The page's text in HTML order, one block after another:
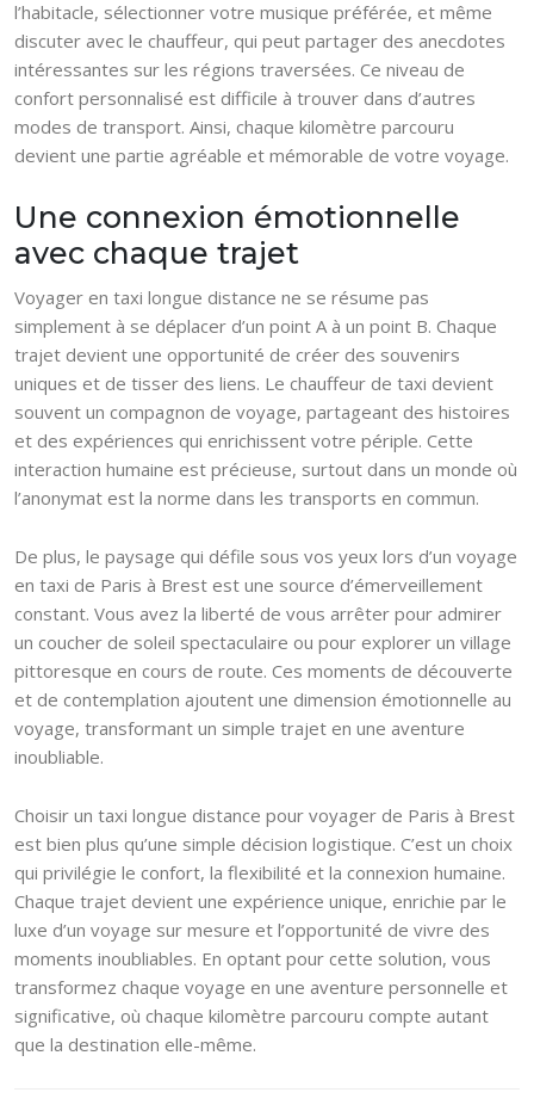
l’habitacle, sélectionner votre musique préférée, et même
discuter avec le chauffeur, qui peut partager des anecdotes
intéressantes sur les régions traversées. Ce niveau de
confort personnalisé est difficile à trouver dans d’autres
modes de transport. Ainsi, chaque kilomètre parcouru
devient une partie agréable et mémorable de votre voyage.
Une connexion émotionnelle
avec chaque trajet
Voyager en taxi longue distance ne se résume pas
simplement à se déplacer d’un point A à un point B. Chaque
trajet devient une opportunité de créer des souvenirs
uniques et de tisser des liens. Le chauffeur de taxi devient
souvent un compagnon de voyage, partageant des histoires
et des expériences qui enrichissent votre périple. Cette
interaction humaine est précieuse, surtout dans un monde où
l’anonymat est la norme dans les transports en commun.
De plus, le paysage qui défile sous vos yeux lors d’un voyage
en taxi de Paris à Brest est une source d’émerveillement
constant. Vous avez la liberté de vous arrêter pour admirer
un coucher de soleil spectaculaire ou pour explorer un village
pittoresque en cours de route. Ces moments de découverte
et de contemplation ajoutent une dimension émotionnelle au
voyage, transformant un simple trajet en une aventure
inoubliable.
Choisir un taxi longue distance pour voyager de Paris à Brest
est bien plus qu’une simple décision logistique. C’est un choix
qui privilégie le confort, la flexibilité et la connexion humaine.
Chaque trajet devient une expérience unique, enrichie par le
luxe d’un voyage sur mesure et l’opportunité de vivre des
moments inoubliables. En optant pour cette solution, vous
transformez chaque voyage en une aventure personnelle et
significative, où chaque kilomètre parcouru compte autant
que la destination elle-même.